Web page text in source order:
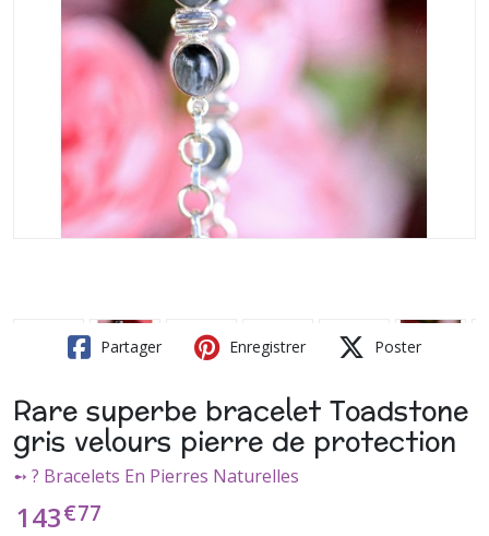
Partager Enregistrer Poster
Rare superbe bracelet Toadstone
gris velours pierre de protection
➻ ? Bracelets En Pierres Naturelles
143€77